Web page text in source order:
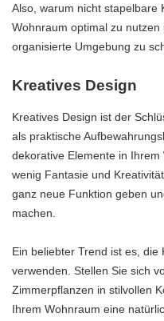
Also, warum nicht stapelbare
Wohnraum optimal zu
organisierte Umgebung zu
Kreatives Design
Kreatives Design ist der
als praktische
dekorative Elemente in
wenig Fantasie und
ganz neue Funktion geben
machen.
Ein beliebter Trend ist es, die
verwenden. Stellen Sie sich
Zimmerpflanzen in stilvollen
Ihrem Wohnraum eine